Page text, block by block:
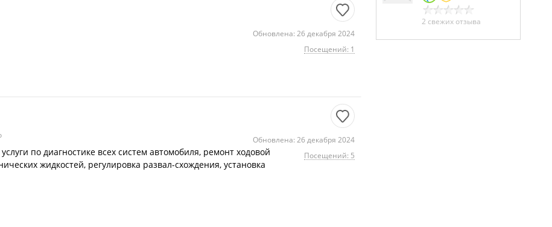
Обновлена: 26 декабря 2024
Посещений: 1
Обновлена: 26 декабря 2024
Посещений: 5
по диагностике всех систем автомобиля, ремонт ходовой
жидкостей, регулировка развал-схождения, установка
2 свежих отзыва